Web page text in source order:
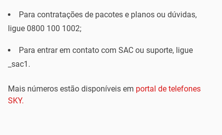
Para contratações de pacotes e planos ou dúvidas,
ligue 0800 100 1002;
Para entrar em contato com SAC ou suporte, ligue
_sac1.
Mais números estão disponíveis em portal de telefones
SKY.